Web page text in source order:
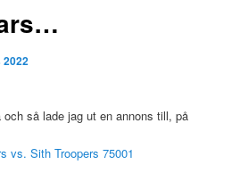
2022
så lade jag ut en annons till, på
vs. Sith Troopers 75001